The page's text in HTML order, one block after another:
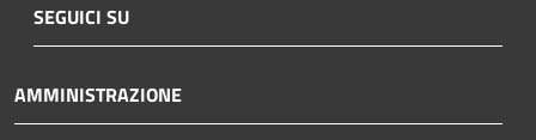
SEGUICI SU
AMMINISTRAZIONE